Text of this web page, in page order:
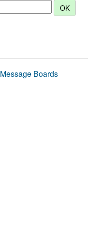
Message Boards